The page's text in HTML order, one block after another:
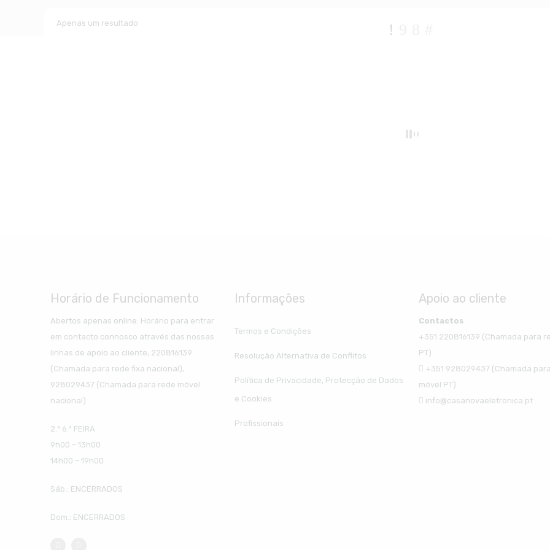
Apenas um resultado
Horário de Funcionamento
Abertos apenas online: Horário para entrar
em contacto connosco através das nossas
linhas de apoio ao cliente, 220816139
(Chamada para rede fixa nacional),
928029437 (Chamada para rede móvel
nacional)
2.ª 6.ª FEIRA
9h00 – 13h00
14h00 – 19h00
Sáb.: ENCERRADOS
Dom.: ENCERRADOS
Informações
Termos e Condições
Resolução Alternativa de Conflitos
Política de Privacidade, Protecção de Dados
e Cookies
Profissionais
Apoio ao cliente
Contactos
+351 220816139 (Chamada para
PT)
+351 928029437 (Chamada
móvel PT)
info@casanovaeletronica.pt